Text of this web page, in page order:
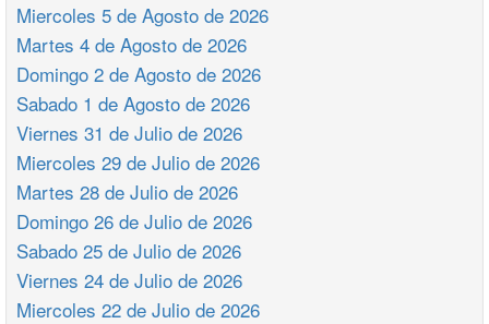
Miercoles 5 de Agosto de 2026
Martes 4 de Agosto de 2026
Domingo 2 de Agosto de 2026
Sabado 1 de Agosto de 2026
Viernes 31 de Julio de 2026
Miercoles 29 de Julio de 2026
Martes 28 de Julio de 2026
Domingo 26 de Julio de 2026
Sabado 25 de Julio de 2026
Viernes 24 de Julio de 2026
Miercoles 22 de Julio de 2026